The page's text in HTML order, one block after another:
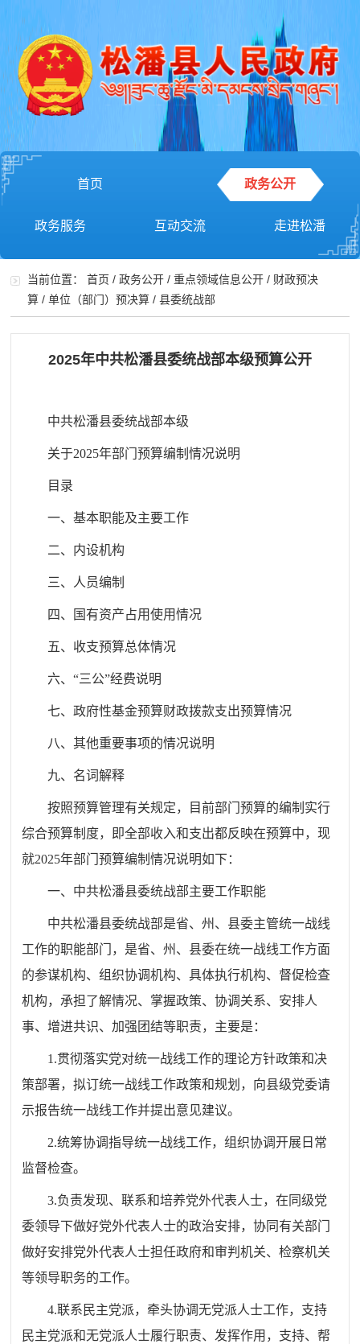
首页 政务公开
政务服务 互动交流 走进松潘
当前位置：首页 /政务公开 /重点领域信息公开 / 财政预决
算 /单位（部门）预决算 /县委统战部
2025年中共松潘县委统战部本级预算公开
中共松潘县委统战部本级
关于2025年部门预算编制情况说明
目录
一、基本职能及主要工作
二、内设机构
三、人员编制
四、国有资产占用使用情况
五、收支预算总体情况
六、“三公”经费说明
七、政府性基金预算财政拨款支出预算情况
八、其他重要事项的情况说明
九、名词解释
按照预算管理有关规定，目前部门预算的编制实行
综合预算制度，即全部收入和支出都反映在预算中，现
就2025年部门预算编制情况说明如下：
一、中共松潘县委统战部主要工作职能
中共松潘县委统战部是省、州、县委主管统一战线
工作的职能部门，是省、州、县委在统一战线工作方面
的参谋机构、组织协调机构、具体执行机构、督促检查
机构，承担了解情况、掌握政策、协调关系、安排人
事、增进共识、加强团结等职责，主要是：
1.贯彻落实党对统一战线工作的理论方针政策和决
策部署，拟订统一战线工作政策和规划，向县级党委请
示报告统一战线工作并提出意见建议。
2.统筹协调指导统一战线工作，组织协调开展日常
监督检查。
3.负责发现、联系和培养党外代表人士，在同级党
委领导下做好党外代表人士的政治安排，协同有关部门
做好安排党外代表人士担任政府和审判机关、检察机关
等领导职务的工作。
4.联系民主党派，牵头协调无党派人士工作，支持
民主党派和无党派人士履行职责、发挥作用，支持、帮